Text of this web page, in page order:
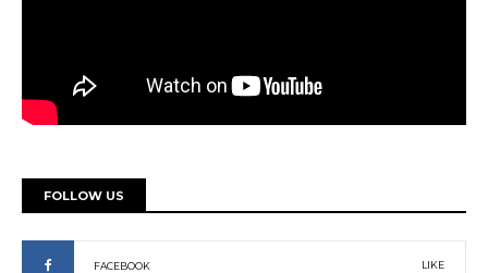
FOLLOW US
FACEBOOK LIKE